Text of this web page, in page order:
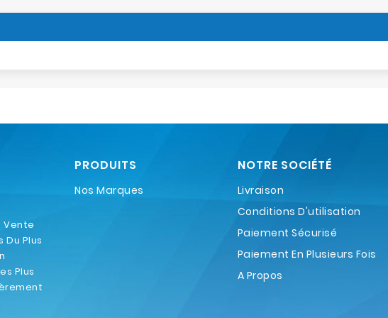
Vente
Du Plus
Plus
PRODUITS
Nos Marques
NOTRE SOCIÉTÉ
Livraison
Conditions D'utilisation
Paiement Sécurisé
Paiement En Plusieurs Fois
A Propos